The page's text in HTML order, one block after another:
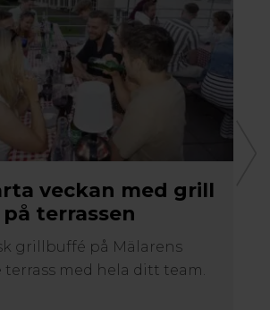
veckan med grill
på terrassen
grillbuffé på Mälarens
terrass med hela ditt team.